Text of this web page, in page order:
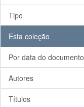
Tipo
Esta coleção
Por data do documento
Autores
Títulos